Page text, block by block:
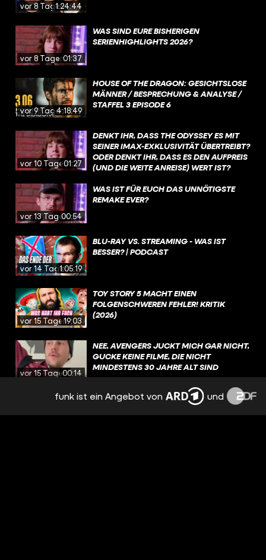
vor 8 Tagen1:24:44
vor 8 Tagen01:37
WAS SIND EURE BISHERIGEN
SERIENHIGHLIGHTS 2026?
vor 9 Tagen4:18:49
HOUSE OF THE DRAGON: GESICHTSLOSE
MÄNNER / BESPRECHUNG & ANALYSE /
STAFFEL 3 EPISODE 6
vor 10 Tagen01:27
DENKT IHR, DASS THE ODYSSEY ES MIT
SEINER IMAX-EXKLUSIVITÄT ÜBERTREIBT?
ODER DENKT IHR, DASS ES DEN AUFPREIS
(UND DIE WEITE ANREISE) WERT IST?
vor 13 Tagen00:54
WAS IST FÜR EUCH DAS UNNÖTIGSTE
REMAKE EVER?
vor 14 Tagen1:05:19
BLU-RAY VS. STREAMING - WAS IST
BESSER? | PODCAST
vor 15 Tagen19:03
TOY STORY 5 MACHT EINEN
FOLGENSCHWEREN FEHLER! KRITIK
(2026)
vor 15 Tagen00:14
NEE, AVENGERS JUCKT MICH GAR NICHT,
GUCKE KEINE FILME, DIE NICHT
MINDESTENS 30 JAHRE ALT SIND
HOUSE OF THE DRAGON: UNGEBEUGT
UND UNGEZÄHMT / BESPRECHUNG &
funk ist ein Angebot von und